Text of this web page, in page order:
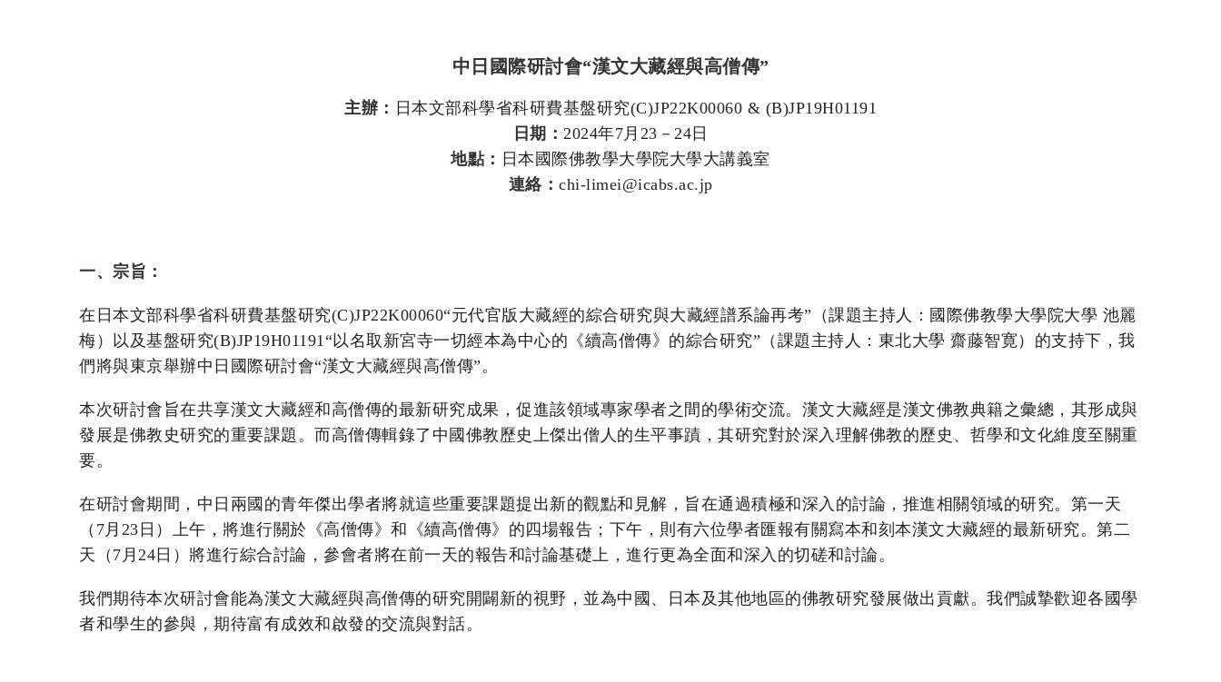
中日國際研討會“漢文大藏經與高僧傳”
主辦： 日本文部科學省科研費基盤研究(C)JP22K00060 & (B)JP19H01191
日期： 2024年7月23－24日
地點： 日本國際佛教學大學院大學大講義室
連絡： chi-limei@icabs.ac.jp
一、宗旨：
在日本文部科學省科研費基盤研究(C)JP22K00060“元代官版大藏經的綜合研究與大藏經譜系論再考”（課題主持人：國際佛教學大學院大學 池麗
梅）以及基盤研究(B)JP19H01191“以名取新宮寺一切經本為中心的《續高僧傳》的綜合研究”（課題主持人：東北大學 齋藤智寛）的支持下，我
們將與東京舉辦中日國際研討會“漢文大藏經與高僧傳”。
本次研討會旨在共享漢文大藏經和高僧傳的最新研究成果，促進該領域專家學者之間的學術交流。漢文大藏經是漢文佛教典籍之彙總，其形成與
發展是佛教史研究的重要課題。而高僧傳輯錄了中國佛教歷史上傑出僧人的生平事蹟，其研究對於深入理解佛教的歷史、哲學和文化維度至關重
要。
在研討會期間，中日兩國的青年傑出學者將就這些重要課題提出新的觀點和見解，旨在通過積極和深入的討論，推進相關領域的研究。第一天
（7月23日）上午，將進行關於《高僧傳》和《續高僧傳》的四場報告；下午，則有六位學者匯報有關寫本和刻本漢文大藏經的最新研究。第二
天（7月24日）將進行綜合討論，參會者將在前一天的報告和討論基礎上，進行更為全面和深入的切磋和討論。
我們期待本次研討會能為漢文大藏經與高僧傳的研究開闢新的視野，並為中國、日本及其他地區的佛教研究發展做出貢獻。我們誠摯歡迎各國學
者和學生的參與，期待富有成效和啟發的交流與對話。